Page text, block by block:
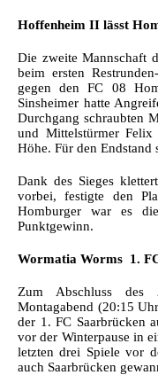
Hoffenheim II lässt
Die zweite Mannschaft
beim ersten
gegen den FC 08
Sinsheimer hatte
Durchgang schraubten
und Mittelstürmer
Höhe. Für den Endstand
Dank des Sieges
vorbei, festigte den
Homburger war es
Punktgewinn.
Wormatia Worms  1.
Zum Abschluss des
Montagabend (20:15 Uhr
der 1. FC Saarbrücken
vor der Winterpause in
letzten drei Spiele vor
auch Saarbrücken